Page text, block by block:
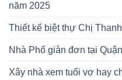
năm 2025
Thiết kế biệt thự Chị
Nhà Phố giản đơn tại
Xây nhà xem tuổi vợ hay